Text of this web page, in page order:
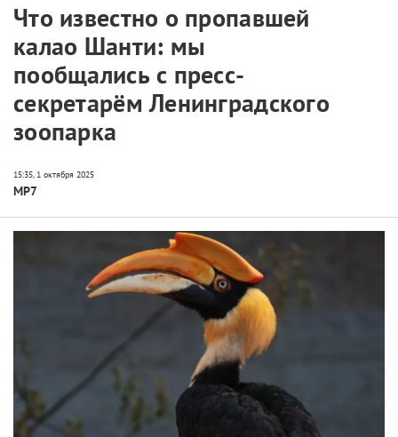
Что известно о пропавшей
калао Шанти: мы
пообщались с пресс-
секретарём Ленинградского
зоопарка
МР7